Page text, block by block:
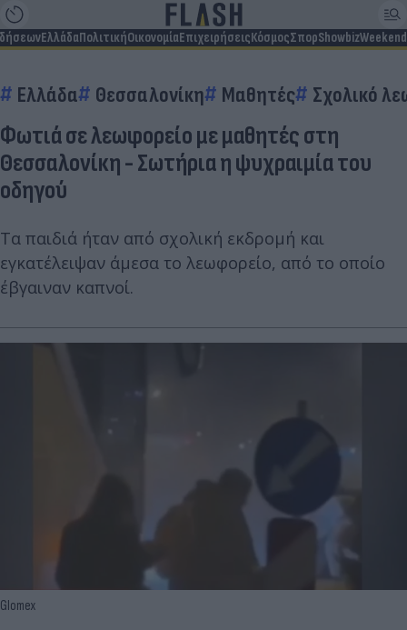
ΕλλάδαΠολιτικήΟικονομίαΕπιχειρήσειςΚόσμοςΣπορShowbizWeekend
Ελλάδα Θεσσαλονίκη Μαθητές Σχολικό
Φωτιά σε λεωφορείο με μαθητές στη
Θεσσαλονίκη - Σωτήρια η ψυχραιμία του
οδηγού
Τα παιδιά ήταν από σχολική εκδρομή και
εγκατέλειψαν άμεσα το λεωφορείο, από το οποίο
έβγαιναν καπνοί.
Glomex